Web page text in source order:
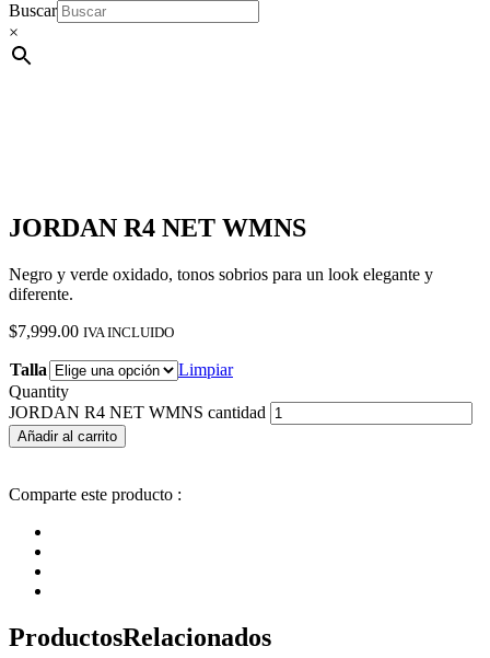
Buscar
×
JORDAN R4 NET WMNS
Negro y verde oxidado, tonos sobrios para un look elegante y
diferente.
$7,999.00 IVA INCLUIDO
Talla
Limpiar
Quantity
JORDAN R4 NET WMNS cantidad
Añadir al carrito
Comparte este producto :
ProductosRelacionados